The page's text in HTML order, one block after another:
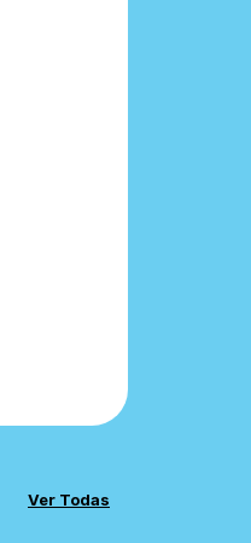
Ver Todas